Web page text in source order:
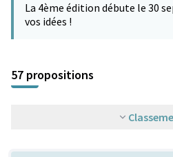
La 4ème édition débute le 30
vos idées !
57 propositions